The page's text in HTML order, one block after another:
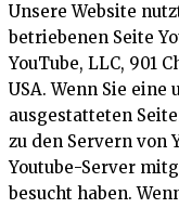
Unsere Website
betriebenen Seite
YouTube, LLC, 901
USA. Wenn Sie
ausgestatteten
zu den Servern von
Youtube-Server
besucht haben.